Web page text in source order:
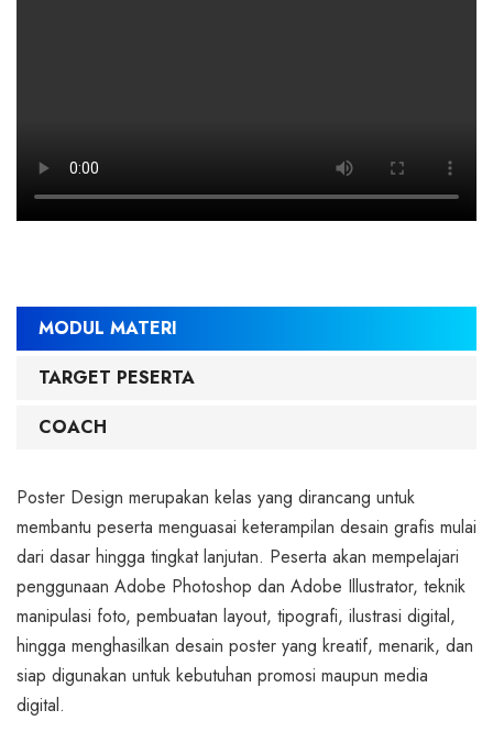
MODUL MATERI
TARGET PESERTA
COACH
Poster Design merupakan kelas yang dirancang untuk
membantu peserta menguasai keterampilan desain grafis mulai
dari dasar hingga tingkat lanjutan. Peserta akan mempelajari
penggunaan Adobe Photoshop dan Adobe Illustrator, teknik
manipulasi foto, pembuatan layout, tipografi, ilustrasi digital,
hingga menghasilkan desain poster yang kreatif, menarik, dan
siap digunakan untuk kebutuhan promosi maupun media
digital.